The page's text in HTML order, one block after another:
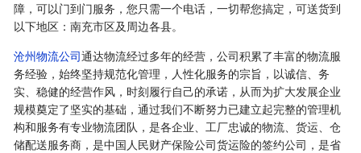
障，可以门到门服务，您只需一个电话，一切帮您搞定，可送货到
以下地区：南充市区及周边各县。
沧州物流公司通达物流经过多年的经营，公司积累了丰富的物流服
务经验，始终坚持规范化管理，人性化服务的宗旨，以诚信、务
实、稳健的经营作风，时刻履行自己的承诺，从而为扩大发展企业
规模奠定了坚实的基础，通过我们不断努力已建立起完整的管理机
构和服务有专业物流团队，是各企业、工厂忠诚的物流、货运、仓
储配送服务商，是中国人民财产保险公司货运险的签约公司，是省